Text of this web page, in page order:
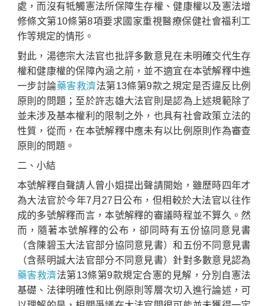
處，而沒有牴觸憲法所保障生存權、健康權以及憲法增
修條文第10條第8項要求國家重視醫療保健社會福利工
作等規定的情形。
對此，湯德宗大法官也批評多數意見在未明確交代生存
權和健康權的保障內涵之前，並不適宜在本號解釋中進
一步討論藥害救濟法第13條第9款之規定是否違反比例
原則的問題；至於許志雄大法官則是認為上述規範除了
並未涉及基本權利的限制之外，也具有社會政策立法的
性質，從而，在本號解釋中應未有以比例原則作為審查
原則的問題。
二、小結
本號解釋自聲請人曾小姐提出聲請開始，雖歷時四年才
為大法官於今年7月27日公布，但相較於大法官以往作
成的多號解釋而言，本號解釋的審議時程並不算久。然
而，隨著本號解釋的公布，卻同時有五份協同意見書
（含陳碧玉大法官部分協同意見書）和五份不同意見書
（含蔡明誠大法官部分不同意見書）針對多數意見認為
藥害救濟法第13條第9款規定合憲的見解，分別自憲法
基礎、法律明確性和比例原則等層次切入進行論述，可